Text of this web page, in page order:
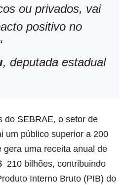
ou privados, vai
positivo no
, deputada estadual
do SEBRAE, o setor de
um público superior a 200
gera uma receita anual de
210 bilhões, contribuindo
Interno Bruto (PIB) do